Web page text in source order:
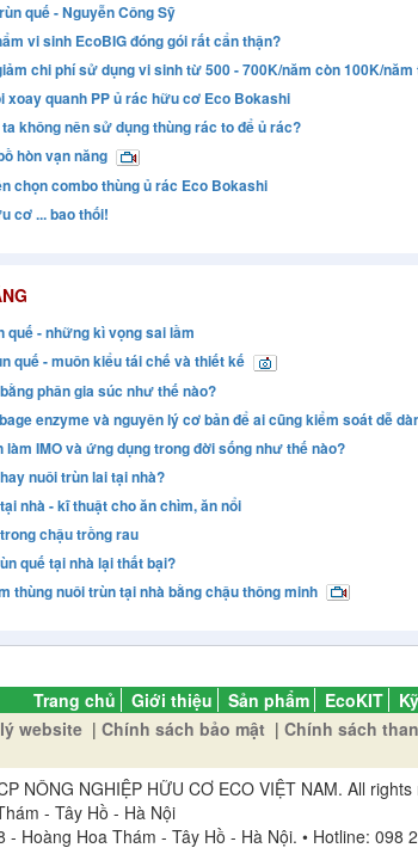
quế - Nguyễn Công Sỹ
vi sinh EcoBIG đóng gói rất cẩn thận?
chi phí sử dụng vi sinh từ 500 - 700K/năm còn 100K/năm
xoay quanh PP ủ rác hữu cơ Eco Bokashi
không nên sử dụng thùng rác to để ủ rác?
hòn vạn năng
chọn combo thùng ủ rác Eco Bokashi
cơ ... bao thối!
quế - những kì vọng sai lầm
quế - muôn kiểu tái chế và thiết kế
phân gia súc như thế nào?
enzyme và nguyên lý cơ bản để ai cũng kiểm soát dễ
làm IMO và ứng dụng trong đời sống như thế nào?
nuôi trùn lai tại nhà?
nhà - kĩ thuật cho ăn chìm, ăn nổi
chậu trồng rau
quế tại nhà lại thất bại?
thùng nuôi trùn tại nhà bằng chậu thông minh
Trang chủ Giới thiệu Sản phẩm EcoKIT
website | Chính sách bảo mật | Chính sách
NÔNG NGHIỆP HỮU CƠ ECO VIỆT NAM. All rights
- Tây Hồ - Hà Nội
Hoàng Hoa Thám - Tây Hồ - Hà Nội. • Hotline: 098